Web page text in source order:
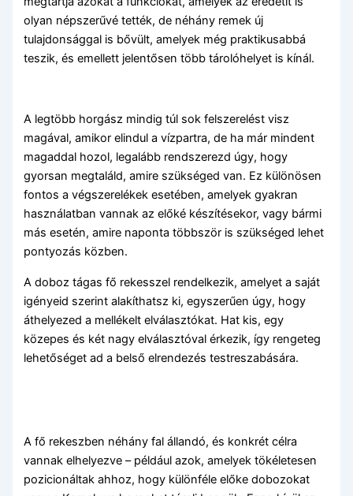
olyan népszerűvé tették, de néhány remek új
tulajdonsággal is bővült, amelyek még praktikusabbá
teszik, és emellett jelentősen több tárolóhelyet is kínál.
A legtöbb horgász mindig túl sok felszerelést visz
magával, amikor elindul a vízpartra, de ha már mindent
magaddal hozol, legalább rendszerezd úgy, hogy
gyorsan megtaláld, amire szükséged van. Ez különösen
fontos a végszerelékek esetében, amelyek gyakran
használatban vannak az előké készítésekor, vagy bármi
más esetén, amire naponta többször is szükséged lehet
pontyozás közben.
A doboz tágas fő rekesszel rendelkezik, amelyet a saját
igényeid szerint alakíthatsz ki, egyszerűen úgy, hogy
áthelyezed a mellékelt elválasztókat. Hat kis, egy
közepes és két nagy elválasztóval érkezik, így rengeteg
lehetőséget ad a belső elrendezés testreszabására.
A fő rekeszben néhány fal állandó, és konkrét célra
vannak elhelyezve – például azok, amelyek tökéletesen
pozicionáltak ahhoz, hogy különféle előke dobozokat